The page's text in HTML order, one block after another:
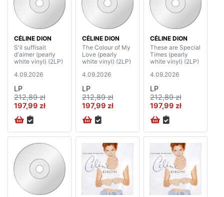
CÉLINE DION
S'il suffisait
d'aimer (pearly
white vinyl) (2LP)
4.09.2026
LP
212,89 zł
197,99 zł
CÉLINE DION
The Colour of My
Love (pearly
white vinyl) (2LP)
4.09.2026
LP
212,89 zł
197,99 zł
CÉLINE DION
These are Special
Times (pearly
white vinyl) (2LP)
4.09.2026
LP
212,89 zł
197,99 zł